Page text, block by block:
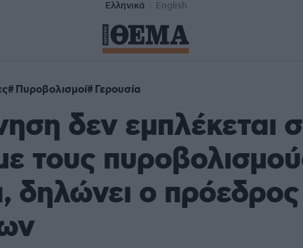
Ελληνικά English
Πυροβολισμοί Γερουσία
δεν εμπλέκεται
τους
δηλώνει ο